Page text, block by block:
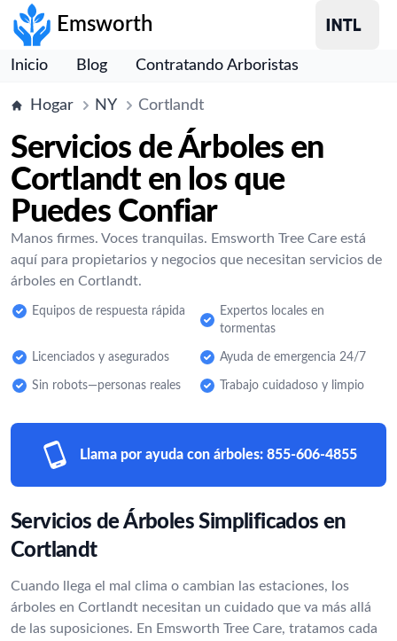
Emsworth
Inicio Blog Contratando Arboristas
Hogar NY Cortlandt
Servicios de Árboles en
Cortlandt en los que
Puedes Confiar
Manos firmes. Voces tranquilas. Emsworth Tree Care está
aquí para propietarios y negocios que necesitan servicios de
árboles en Cortlandt.
Equipos de respuesta rápida
Expertos locales en
tormentas
Licenciados y asegurados Ayuda de emergencia 24/7
Sin robots—personas reales Trabajo cuidadoso y limpio
Llama por ayuda con árboles: 855-606-4855
Servicios de Árboles Simplificados en
Cortlandt
Cuando llega el mal clima o cambian las estaciones, los
árboles en Cortlandt necesitan un cuidado que va más allá
de las suposiciones. En Emsworth Tree Care, tratamos cada